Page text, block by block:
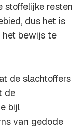
stoffelijke resten
dus het is
het bewijs te
de slachtoffers
de
bijl
van gedode